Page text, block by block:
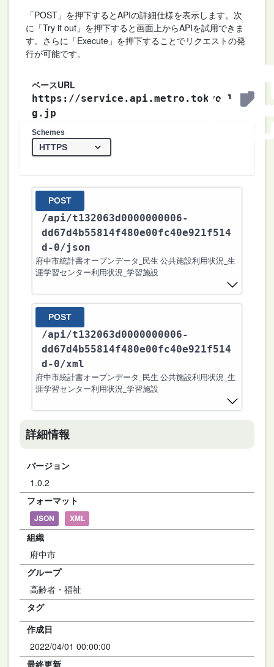
「POST」を押下するとAPIの詳細仕様を表示します。次
に「Try it out」を押下すると画面上からAPIを試用できま
す。さらに「Execute」を押下することでリクエストの発
行が可能です。
ベースURL
https://service.api.metro.tokyo.l
g.jp
Schemes
POST
/api/t132063d0000000006-
dd67d4b55814f480e00fc40e921f514
d-0/json
府中市統計書オープンデータ_民生 公共施設利用状況_生
涯学習センター利用状況_学習施設
POST
/api/t132063d0000000006-
dd67d4b55814f480e00fc40e921f514
d-0/xml
府中市統計書オープンデータ_民生 公共施設利用状況_生
涯学習センター利用状況_学習施設
詳細情報
バージョン
1.0.2
フォーマット
JSON XML
組織
府中市
グループ
高齢者・福祉
タグ
作成日
2022/04/01 00:00:00
最終更新